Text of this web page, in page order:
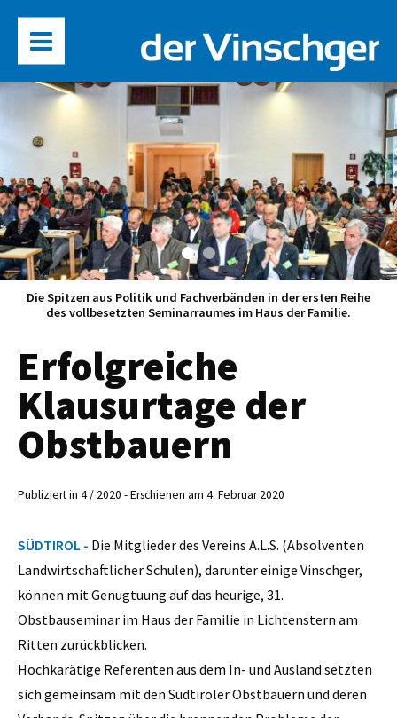
Die Spitzen aus Politik und Fachverbänden in der ersten Reihe
des vollbesetzten Seminarraumes im Haus der Familie.
Erfolgreiche
Klausurtage der
Obstbauern
Publiziert in 4 / 2020 - Erschienen am 4. Februar 2020
SÜDTIROL - Die Mitglieder des Vereins A.L.S. (Absolventen
Landwirtschaftlicher Schulen), darunter einige Vinschger,
können mit Genugtuung auf das heurige, 31.
Obstbauseminar im Haus der Familie in Lichtenstern am
Ritten zurückblicken.
Hochkarätige Referenten aus dem In- und Ausland setzten
sich gemeinsam mit den Südtiroler Obstbauern und deren